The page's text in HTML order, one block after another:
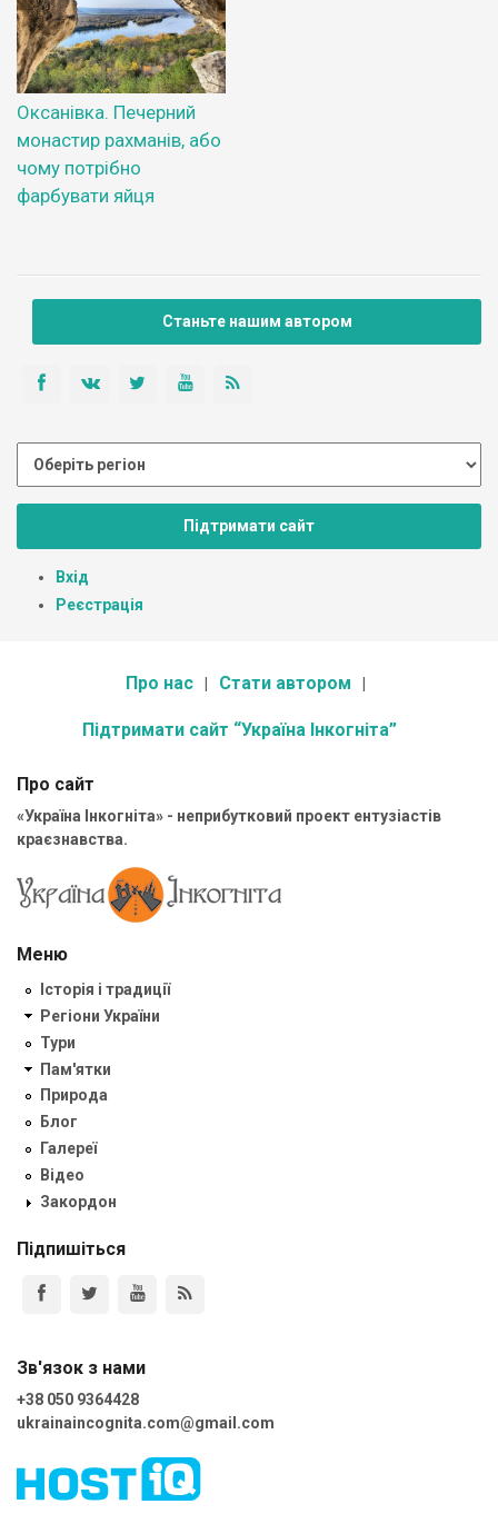
Оксанівка. Печерний
монастир рахманів, або
чому потрібно
фарбувати яйця
Станьте нашим автором
Підтримати сайт
Вхід
Реєстрація
Про нас Стати автором
Підтримати сайт “Україна Інкогніта”
Про сайт
«Україна Інкогніта» - неприбутковий проект ентузіастів
краєзнавства.
Меню
Історія і традиції
Регіони України
Тури
Пам'ятки
Природа
Блог
Галереї
Відео
Закордон
Підпишіться
Зв'язок з нами
+38 050 9364428
ukrainaincognita.com@gmail.com